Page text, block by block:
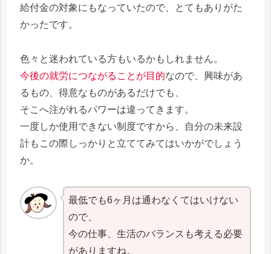
給付金の対象にもなっていたので、とてもありがた
かったです。
色々と迷われている方もいるかもしれません。
今後の就労につながることが目的なので、興味があ
るもの、得意なものがあるだけでも、
そこへ注がれるパワーは違ってきます。
一度しか使用できない制度ですから、自分の未来設
計もこの際しっかりと立ててみてはいかがでしょう
か。
最低でも6ヶ月は通わなくてはいけない
ので、
今の仕事、生活のバランスも考える必要
がありますね。